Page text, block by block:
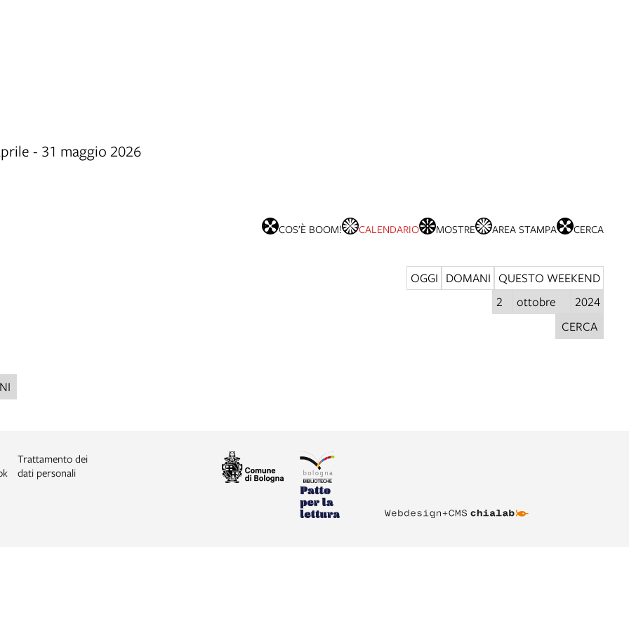
- 31 maggio 2026
COS’È BOOM! CALENDARIO MOSTRE AREA STAMPA CERCA
OGGI DOMANI QUESTO WEEKEND
CERCA
Trattamento dei
dati personali